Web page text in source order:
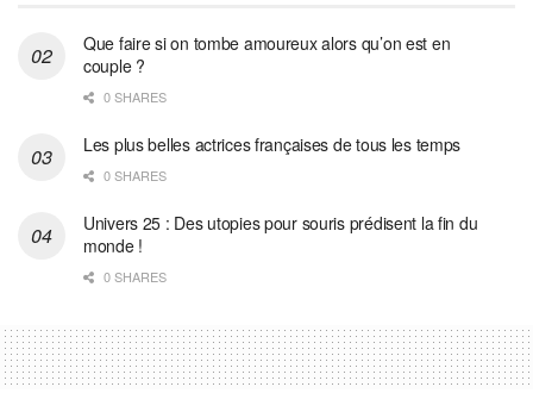
Que faire si on tombe amoureux alors qu’on est en
couple ?
0 SHARES
Les plus belles actrices françaises de tous les temps
0 SHARES
Univers 25 : Des utopies pour souris prédisent la fin du
monde !
0 SHARES